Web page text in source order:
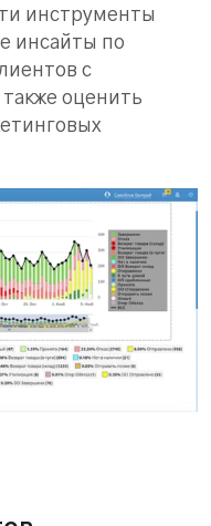
инструменты
инсайты по
с
оценить